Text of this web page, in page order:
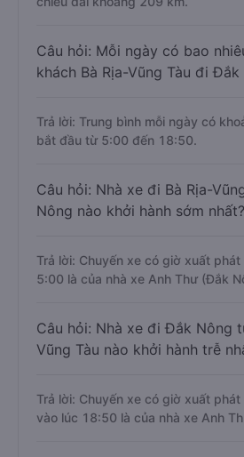
Câu hỏi: Mỗi ngày có bao
khách Bà Rịa-Vũng Tàu đi Đắk
Trả lời: Trung bình mỗi ngày có
bắt đầu từ 5:00 đến 18:50.
Câu hỏi: Nhà xe đi Bà Rịa-
Nông nào khởi hành sớm nhất?
Trả lời: Chuyến xe có giờ xuất
5:00 là của nhà xe Anh Thư (Đắk
Câu hỏi: Nhà xe đi Đắk Nông
Vũng Tàu nào khởi hành trễ
Trả lời: Chuyến xe có giờ xuất phát
vào lúc 18:50 là của nhà xe Anh